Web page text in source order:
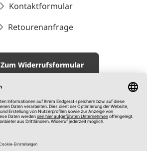
Kontaktformular
Retourenanfrage
Zum Widerrufsformular
Impressum
AGB
Datenschutz